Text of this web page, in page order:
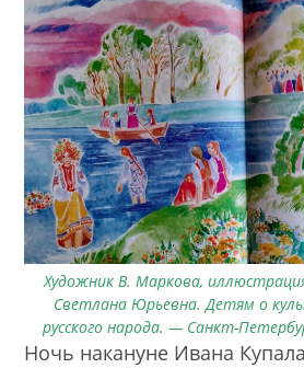
Художник В. Маркова,
Светлана Юрьевна. Детям о
русского народа. — Санкт-
Ночь накануне Ивана